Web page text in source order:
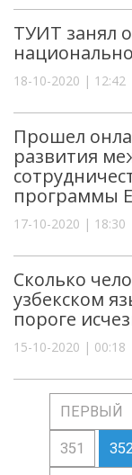
ТУИТ занял
18-10-2020 | 12:42
Прошел
развития
программы
17-10-2020 | 18:30
Сколько
узбекском
пороге
15-10-2020 | 00:18
ПЕРВЫЙ
351